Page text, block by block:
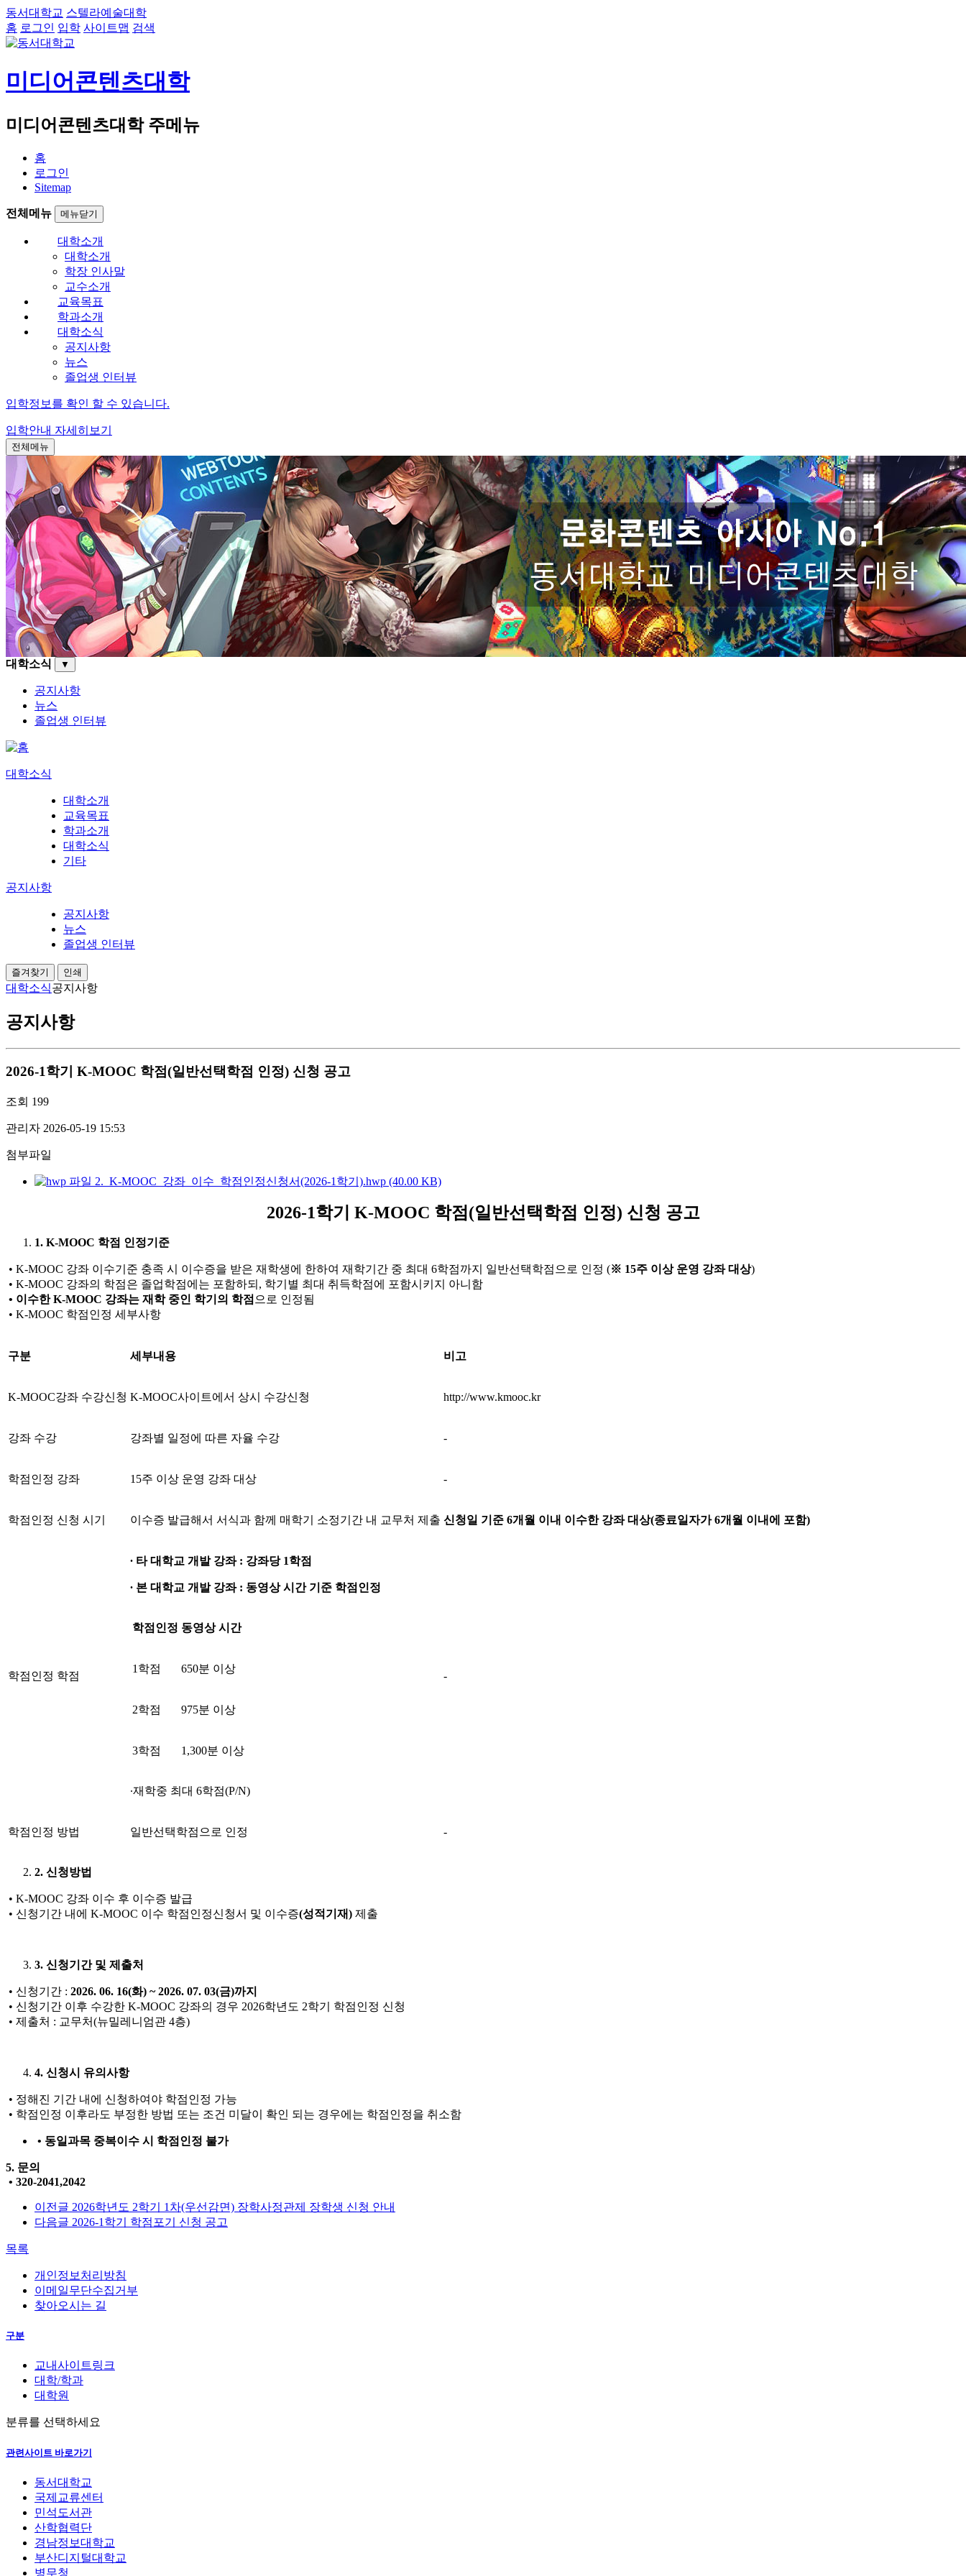
동서대학교 스텔라예술대학
홈 로그인 입학 사이트맵 검색
미디어콘텐츠대학
미디어콘텐츠대학 주메뉴
홈
로그인
Sitemap
전체메뉴 메뉴닫기
대학소개
대학소개
학장 인사말
교수소개
교육목표
학과소개
대학소식
공지사항
뉴스
졸업생 인터뷰
입학정보를 확인 할 수 있습니다.
입학안내 자세히보기
전체메뉴
대학소식 ▼
공지사항
뉴스
졸업생 인터뷰
대학소식
대학소개
교육목표
학과소개
대학소식
기타
공지사항
공지사항
뉴스
졸업생 인터뷰
즐겨찾기 인쇄
대학소식공지사항
공지사항
2026-1학기 K-MOOC 학점(일반선택학점 인정) 신청 공고
조회 199
관리자 2026-05-19 15:53
첨부파일
2._K-MOOC_강좌_이수_학점인정신청서(2026-1학기).hwp (40.00 KB)
2026-1학기 K-MOOC 학점(일반선택학점 인정) 신청 공고
1. K-MOOC 학점 인정기준
• K-MOOC 강좌 이수기준 충족 시 이수증을 받은 재학생에 한하여 재학기간 중 최대 6학점까지 일반선택학점으로 인정 (※ 15주 이상 운영 강좌 대상)
• K-MOOC 강좌의 학점은 졸업학점에는 포함하되, 학기별 최대 취득학점에 포함시키지 아니함
• 이수한K-MOOC 강좌는 재학 중인 학기의 학점 으로 인정됨
• K-MOOC 학점인정 세부사항
구분 세부내용 비고
K-MOOC강좌 수강신청 K-MOOC사이트에서 상시 수강신청 http://www.kmooc.kr
강좌 수강 강좌별 일정에 따른 자율 수강 -
학점인정 강좌 15주 이상 운영 강좌 대상 -
학점인정 신청 시기 이수증 발급해서 서식과 함께 매학기 소정기간 내 교무처 제출 신청일 기준 6개월 이내 이수한 강좌 대상(종료일자가6개월 이내에 포함)
학점인정 학점
∙ 타 대학교 개발 강좌 : 강좌당 1학점
∙ 본 대학교 개발 강좌 : 동영상 시간 기준 학점인정
학점인정 동영상 시간
1학점 650분 이상
2학점 975분 이상
3학점 1,300분 이상
∙재학중 최대 6학점(P/N)
-
학점인정 방법 일반선택학점으로 인정 -
2. 신청방법
• K-MOOC 강좌 이수 후 이수증 발급
• 신청기간 내에 K-MOOC 이수 학점인정신청서 및 이수증(성적기재) 제출
3. 신청기간 및 제출처
• 신청기간 : 2026. 06. 16(화) ~ 2026. 07. 03(금)까지
• 신청기간 이후 수강한 K-MOOC 강좌의 경우 2026학년도 2학기 학점인정 신청
• 제출처 : 교무처(뉴밀레니엄관 4층)
4. 신청시 유의사항
• 정해진 기간 내에 신청하여야 학점인정 가능
• 학점인정 이후라도 부정한 방법 또는 조건 미달이 확인 되는 경우에는 학점인정을 취소함
• 동일과목 중복이수 시 학점인정 불가
5. 문의
• 320-2041,2042
이전글 2026학년도 2학기 1차(우선감면) 장학사정관제 장학생 신청 안내
다음글 2026-1학기 학점포기 신청 공고
목록
개인정보처리방침
이메일무단수집거부
찾아오시는 길
구분
교내사이트링크
대학/학과
대학원
분류를 선택하세요
관련사이트 바로가기
동서대학교
국제교류센터
민석도서관
산학협력단
경남정보대학교
부산디지털대학교
병무청